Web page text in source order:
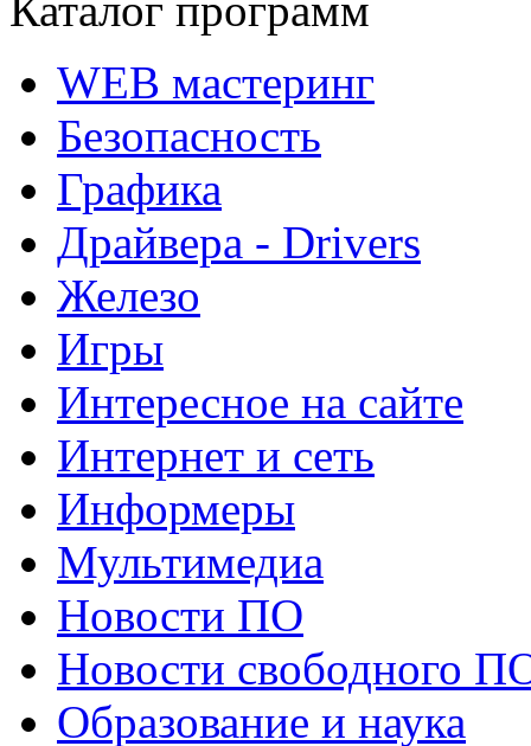
Каталог программ
WEB мастеринг
Безопасность
Графика
Драйвера - Drivers
Железо
Игры
Интересное на сайте
Интернет и сеть
Информеры
Мультимедиа
Новости ПО
Новости свободного
Образование и наука